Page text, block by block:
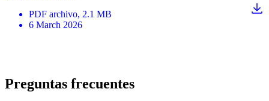
PDF archivo, 2.1 MB
6 March 2026
Preguntas frecuentes